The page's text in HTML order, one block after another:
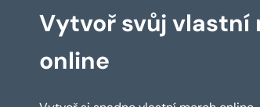
Vytvoř svůj vlastní
online